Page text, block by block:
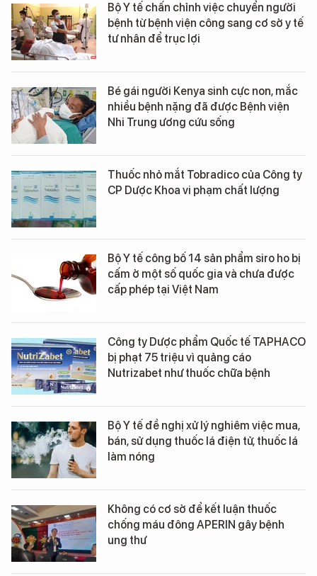
Bộ Y tế chấn chỉnh việc chuyển người
bệnh từ bệnh viện công sang cơ sở y tế
tư nhân để trục lợi
Bé gái người Kenya sinh cực non, mắc
nhiều bệnh nặng đã được Bệnh viện
Nhi Trung ương cứu sống
Thuốc nhỏ mắt Tobradico của Công ty
CP Dược Khoa vi phạm chất lượng
Bộ Y tế công bố 14 sản phẩm siro ho bị
cấm ở một số quốc gia và chưa được
cấp phép tại Việt Nam
Công ty Dược phẩm Quốc tế TAPHACO
bị phạt 75 triệu vì quảng cáo
Nutrizabet như thuốc chữa bệnh
Bộ Y tế đề nghị xử lý nghiêm việc mua,
bán, sử dụng thuốc lá điện tử, thuốc lá
làm nóng
Không có cơ sở để kết luận thuốc
chống máu đông APERIN gây bệnh
ung thư